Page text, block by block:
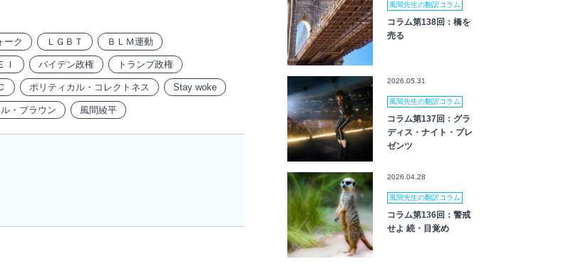
ーク ＬＧＢＴ ＢＬＭ運動
Ｉ バイデン政権 トランプ政権
ポリティカル・コレクトネス Stay woke
・ブラウン 風間綾平
風間先生の翻訳コラム
コラム第138回：橋を
売る
2026.05.31
風間先生の翻訳コラム
コラム第137回：グラ
ディス・ナイト・プレ
ゼンツ
2026.04.28
風間先生の翻訳コラム
コラム第136回：警戒
せよ 続・目覚め